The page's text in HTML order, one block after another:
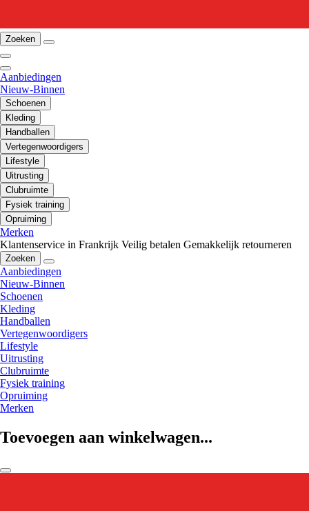
Zoeken
Aanbiedingen
Nieuw-Binnen
Schoenen
Kleding
Handballen
Vertegenwoordigers
Lifestyle
Uitrusting
Clubruimte
Fysiek training
Opruiming
Merken
Klantenservice in Frankrijk Veilig betalen Gemakkelijk retourneren
Zoeken
Aanbiedingen
Nieuw-Binnen
Schoenen
Kleding
Handballen
Vertegenwoordigers
Lifestyle
Uitrusting
Clubruimte
Fysiek training
Opruiming
Merken
Toevoegen aan winkelwagen...